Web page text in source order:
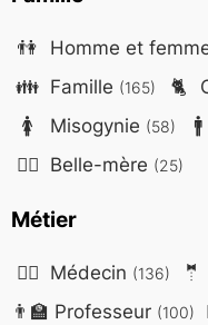
👫 Homme et
👪 Famille (165) 🐈
🚺 Misogynie (58) 🚹
🤷‍♀️ Belle-mère (25)
Métier
👨‍⚕️ Médecin (136) 🤵
👨‍🏫 Professeur (100)